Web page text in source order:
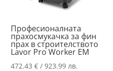
Професионалната
прахосмукачка за фин
прах в строителството
Lavor Pro Worker EM
472.43€ / 923.99 лв.